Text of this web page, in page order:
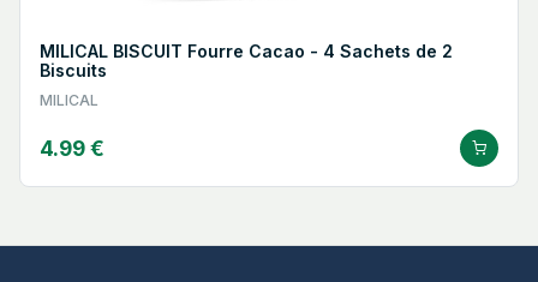
MILICAL BISCUIT Fourre Cacao - 4 Sachets de 2
Biscuits
MILICAL
4.99 €